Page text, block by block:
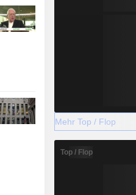
Mehr Top / Flop
Top / Flop